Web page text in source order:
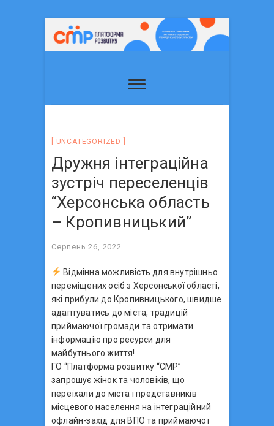
UNCATEGORIZED
Дружня інтеграційна
зустріч переселенців
“Херсонська область
– Кропивницький”
Серпень 26, 2022
Відмінна можливість для внутрішньо
переміщених осіб з Херсонської області,
які прибули до Кропивницького, швидше
адаптуватись до міста, традицій
приймаючої громади та отримати
інформацію про ресурси для
майбутнього життя!
ГО “Платформа розвитку “СМР”
запрошує жінок та чоловіків, що
переїхали до міста і представників
місцевого населення на інтеграційний
офлайн-захід для ВПО та приймаючої